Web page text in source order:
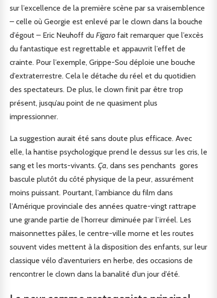
sur l’excellence de la première scène par sa vraisemblence
– celle où Georgie est enlevé par le clown dans la bouche
d’égout – Eric Neuhoff du Figaro fait remarquer que l’excès
du fantastique est regrettable et appauvrit l’effet de
crainte. Pour l’exemple, Grippe-Sou déploie une bouche
d’extraterrestre. Cela le détache du réel et du quotidien
des spectateurs. De plus, le clown finit par être trop
présent, jusqu’au point de ne quasiment plus
impressionner.
La suggestion aurait été sans doute plus efficace. Avec
elle, la hantise psychologique prend le dessus sur les cris, le
sang et les morts-vivants. Ça, dans ses penchants gores
bascule plutôt du côté physique de la peur, assurément
moins puissant. Pourtant, l’ambiance du film dans
l’Amérique provinciale des années quatre-vingt rattrape
une grande partie de l’horreur diminuée par l’irréel. Les
maisonnettes pâles, le centre-ville morne et les routes
souvent vides mettent à la disposition des enfants, sur leur
classique vélo d’aventuriers en herbe, des occasions de
rencontrer le clown dans la banalité d’un jour d’été.